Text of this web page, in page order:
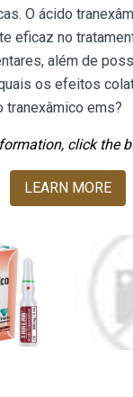
O ácido
eficaz no
além de
os efeitos
tranexâmico ems?
click the
LEARN MORE